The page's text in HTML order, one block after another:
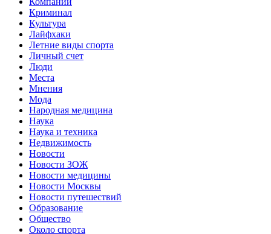
Криминал
Культура
Лайфхаки
Летние виды спорта
Личный счет
Люди
Места
Мнения
Мода
Народная медицина
Наука
Наука и техника
Недвижимость
Новости
Новости ЗОЖ
Новости медицины
Новости Москвы
Новости путешествий
Образование
Общество
Около спорта